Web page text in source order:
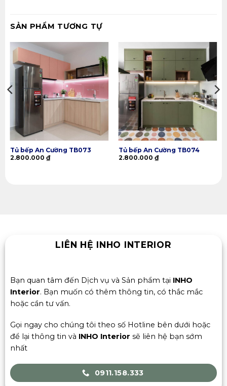
SẢN PHẨM TƯƠNG TỰ
Tủ bếp An Cường TB073
2.800.000 ₫
Tủ bếp An Cường TB074
2.800.000 ₫
LIÊN HỆ INHO INTERIOR
Bạn quan tâm đến Dịch vụ và Sản phẩm tại INHO
Interior. Bạn muốn có thêm thông tin, có thắc mắc
hoặc cần tư vấn.
Gọi ngay cho chúng tôi theo số Hotline bên dưới hoặc
để lại thông tin và INHO Interior sẽ liên hệ bạn sớm
nhất
0911.158.333